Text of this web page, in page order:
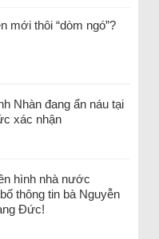
mới thôi “dòm ngó”?
Nhàn đang ẩn náu tại
xác nhận
hình nhà nước
thông tin bà Nguyễn
Đức!